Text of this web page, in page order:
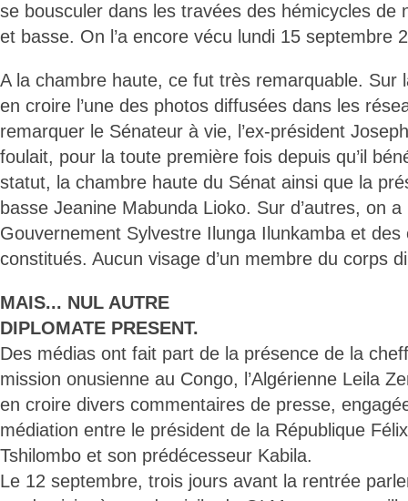
se bousculer dans les travées des hémicycles de
et basse. On l’a encore vécu lundi 15 septembre
A la chambre haute, ce fut très remarquable. Sur
en croire l’une des photos diffusées dans les
remarquer le Sénateur à vie, l’ex-président
foulait, pour la toute première fois depuis qu’il
statut, la chambre haute du Sénat ainsi que la
basse Jeanine Mabunda Lioko. Sur d’autres, on
Gouvernement Sylvestre Ilunga Ilunkamba et des
constitués. Aucun visage d’un membre du corps
MAIS... NUL AUTRE
DIPLOMATE PRESENT.
Des médias ont fait part de la présence de la
mission onusienne au Congo, l’Algérienne Leila
en croire divers commentaires de presse,
médiation entre le président de la République
Tshilombo et son prédécesseur Kabila.
Le 12 septembre, trois jours avant la rentrée